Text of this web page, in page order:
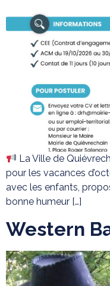
La Ville de
pour les vacances
avec les enfants,
bonne humeur […]
Western